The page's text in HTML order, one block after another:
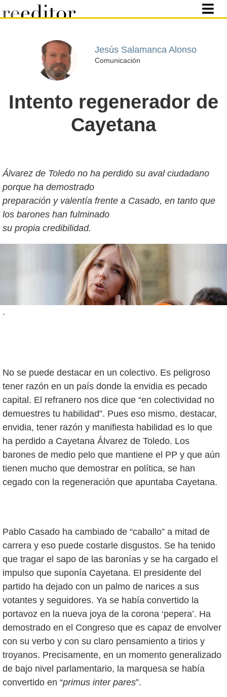
Jesús Salamanca Alonso
Comunicación
Intento regenerador de
Cayetana
Álvarez de Toledo no ha perdido su aval ciudadano
porque ha demostrado
preparación y valentía frente a Casado, en tanto que
los barones han fulminado
su propia credibilidad.
.
No se puede destacar en un colectivo. Es peligroso
tener razón en un país donde la envidia es pecado
capital. El refranero nos dice que “en colectividad no
demuestres tu habilidad”. Pues eso mismo, destacar,
envidia, tener razón y manifiesta habilidad es lo que
ha perdido a Cayetana Álvarez de Toledo. Los
barones de medio pelo que mantiene el PP y que aún
tienen mucho que demostrar en política, se han
cegado con la regeneración que apuntaba Cayetana.
Pablo Casado ha cambiado de “caballo” a mitad de
carrera y eso puede costarle disgustos. Se ha tenido
que tragar el sapo de las baronías y se ha cargado el
impulso que suponía Cayetana. El presidente del
partido ha dejado con un palmo de narices a sus
votantes y seguidores. Ya se había convertido la
portavoz en la nueva joya de la corona ‘pepera’. Ha
demostrado en el Congreso que es capaz de envolver
con su verbo y con su claro pensamiento a tirios y
troyanos. Precisamente, en un momento generalizado
de bajo nivel parlamentario, la marquesa se había
convertido en “primus inter pares”.